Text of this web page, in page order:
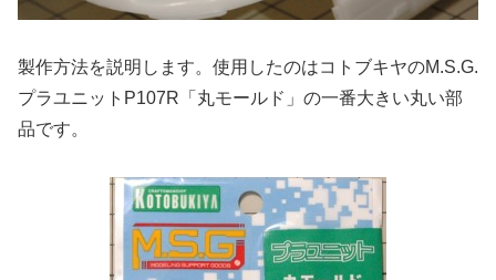
製作方法を説明します。使用したのはコトブキヤのM.S.G.
プラユニットP107R「丸モールド」の一番大きい丸い部
品です。